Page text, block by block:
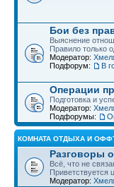
Бои без
Выяснение
Правило только
Модератор:
Подфорум:
В
Операции
Подготовка и
Модератор:
Подфорумы:
КОМНАТА ОТДЫХА И
Разговоры
Всё, что не
Приветствуется
Модератор: